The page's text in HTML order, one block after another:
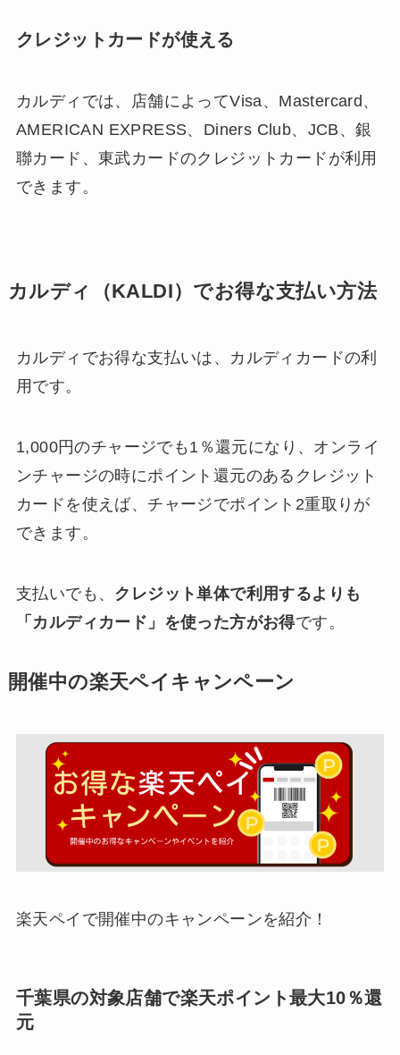
クレジットカードが使える
カルディでは、店舗によってVisa、Mastercard、
AMERICAN EXPRESS、Diners Club、JCB、銀
聯カード、東武カードのクレジットカードが利用
できます。
カルディ（KALDI）でお得な支払い方法
カルディでお得な支払いは、カルディカードの利
用です。
1,000円のチャージでも1％還元になり、オンライ
ンチャージの時にポイント還元のあるクレジット
カードを使えば、チャージでポイント2重取りが
できます。
支払いでも、 クレジット単体で利用するよりも
「カルディカード」を使った方がお得です。
開催中の楽天ペイキャンペーン
楽天ペイで開催中のキャンペーンを紹介！
千葉県の対象店舗で楽天ポイント最大10％還
元